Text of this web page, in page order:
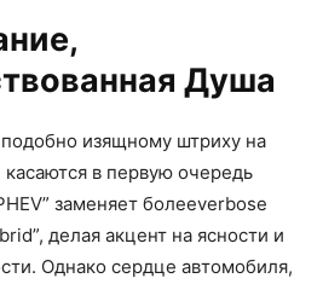
Душа
изящному штриху на
в первую очередь
заменяет болееverbose
делая акцент на ясности и
Однако сердце автомобиля,